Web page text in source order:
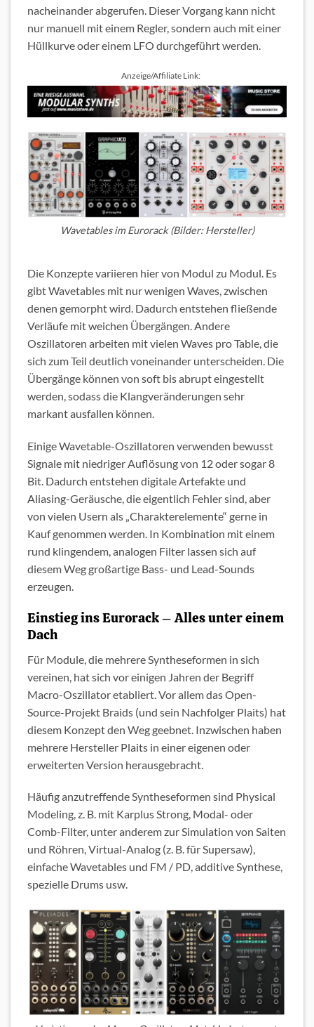
nacheinander abgerufen. Dieser Vorgang kann nicht
nur manuell mit einem Regler, sondern auch mit einer
Hüllkurve oder einem LFO durchgeführt werden.
Anzeige/Affiliate Link:
Wavetables im Eurorack (Bilder: Hersteller)
Die Konzepte variieren hier von Modul zu Modul. Es
gibt Wavetables mit nur wenigen Waves, zwischen
denen gemorpht wird. Dadurch entstehen fließende
Verläufe mit weichen Übergängen. Andere
Oszillatoren arbeiten mit vielen Waves pro Table, die
sich zum Teil deutlich voneinander unterscheiden. Die
Übergänge können von soft bis abrupt eingestellt
werden, sodass die Klangveränderungen sehr
markant ausfallen können.
Einige Wavetable-Oszillatoren verwenden bewusst
Signale mit niedriger Auflösung von 12 oder sogar 8
Bit. Dadurch entstehen digitale Artefakte und
Aliasing-Geräusche, die eigentlich Fehler sind, aber
von vielen Usern als „Charakterelemente“ gerne in
Kauf genommen werden. In Kombination mit einem
rund klingendem, analogen Filter lassen sich auf
diesem Weg großartige Bass- und Lead-Sounds
erzeugen.
Einstieg ins Eurorack – Alles unter einem
Dach
Für Module, die mehrere Syntheseformen in sich
vereinen, hat sich vor einigen Jahren der Begriff
Macro-Oszillator etabliert. Vor allem das Open-
Source-Projekt Braids (und sein Nachfolger Plaits) hat
diesem Konzept den Weg geebnet. Inzwischen haben
mehrere Hersteller Plaits in einer eigenen oder
erweiterten Version herausgebracht.
Häufig anzutreffende Syntheseformen sind Physical
Modeling, z. B. mit Karplus Strong, Modal- oder
Comb-Filter, unter anderem zur Simulation von Saiten
und Röhren, Virtual-Analog (z. B. für Supersaw),
einfache Wavetables und FM / PD, additive Synthese,
spezielle Drums usw.